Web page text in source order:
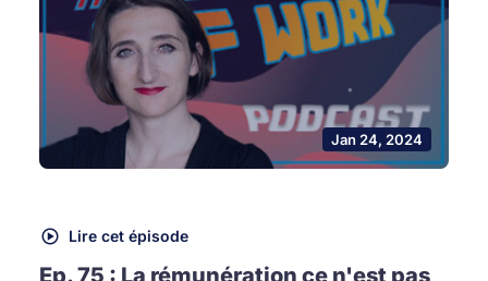
Jan 24, 2024
Lire cet épisode